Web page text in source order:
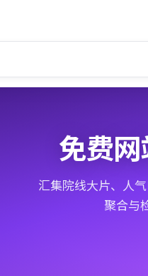
免费
汇集院线大片、人
聚合与